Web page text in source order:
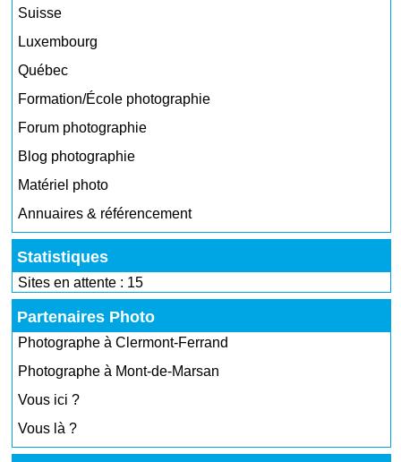
Suisse
Luxembourg
Québec
Formation/École photographie
Forum photographie
Blog photographie
Matériel photo
Annuaires & référencement
Statistiques
Sites en attente : 15
Partenaires Photo
Photographe à Clermont-Ferrand
Photographe à Mont-de-Marsan
Vous ici ?
Vous là ?